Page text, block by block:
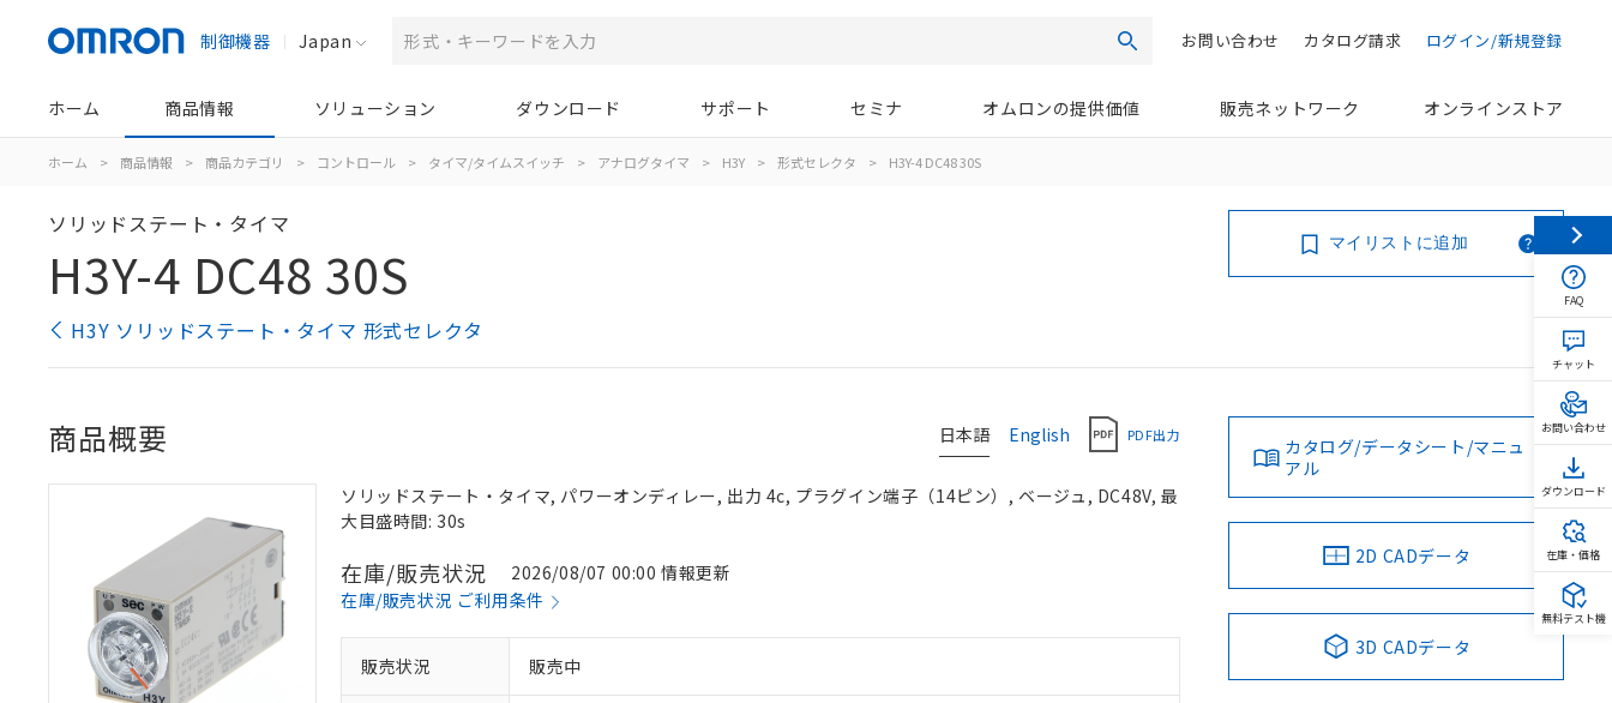
制御機器 Japan 検索 ログイン/新規登録
カタログ請求
お問い合わせ
ホーム 商品情報 ソリューション ダウンロード サポート セミナ オムロンの提供価値 販売ネットワーク オンラインストア
ホーム > 商品情報 > 商品カテゴリ > コントロール > タイマ/タイムスイッチ > アナログタイマ > H3Y > 形式セレクタ > H3Y-4 DC48 30S
ソリッドステート・タイマ
H3Y-4 DC48 30S
H3Y ソリッドステート・タイマ 形式セレクタ
マイリストに追加
日本語 English PDF出力
商品概要
ソリッドステート・タイマ, パワーオンディレー, 出力 4c, プラグイン端子（14ピン）, ベージュ, DC48V, 最
大目盛時間: 30s
在庫/販売状況
2026/08/07 00:00 情報更新
在庫/販売状況 ご利用条件
販売状況 販売中
カタログ/データシート/マニュ
アル
2D CADデータ
3D CADデータ
FAQ
チャット
お問い合わせ
ダウンロード
在庫・価格
無料テスト機